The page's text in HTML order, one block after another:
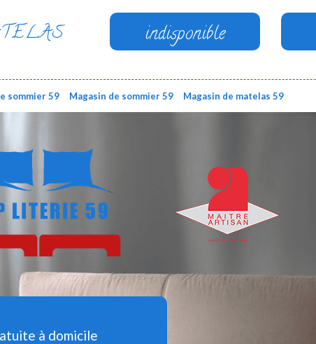
indisponible
sommier 59 Magasin de sommier 59 Magasin de matelas 59
à domicile